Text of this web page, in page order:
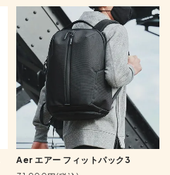
Aer エアー フィットパック3